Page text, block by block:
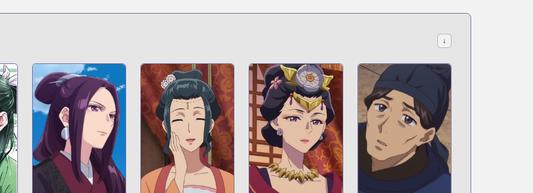
carnets-de-l-apothicaire.html
↓